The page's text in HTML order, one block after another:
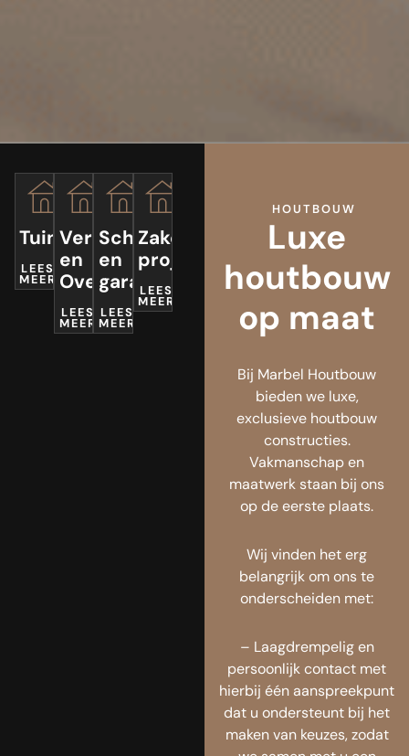
Tuinkantoor
LEES
MEER
Veranda’s
en
Overkappingen
LEES
MEER
Schuren
en
garages
LEES
MEER
Zakelijke
projecten
LEES
MEER
HOUTBOUW
Luxe
houtbouw
op maat
Bij Marbel Houtbouw
bieden we luxe,
exclusieve houtbouw
constructies.
Vakmanschap en
maatwerk staan bij ons
op de eerste plaats.
Wij vinden het erg
belangrijk om ons te
onderscheiden met:
– Laagdrempelig en
persoonlijk contact met
hierbij één aanspreekpunt
dat u ondersteunt bij het
maken van keuzes, zodat